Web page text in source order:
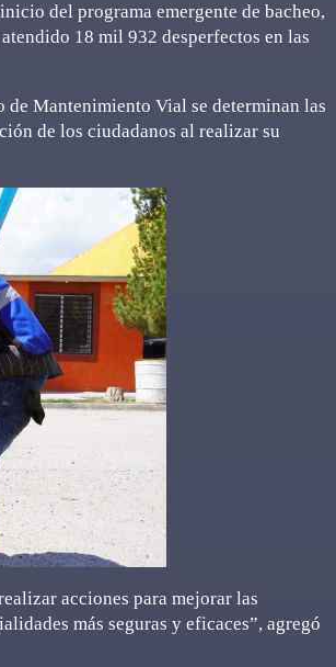
del programa emergente de bacheo,
18 mil 932 desperfectos en las
de Mantenimiento Vial se determinan las
de los ciudadanos al realizar su
acciones para mejorar las
más seguras y eficaces”, agregó